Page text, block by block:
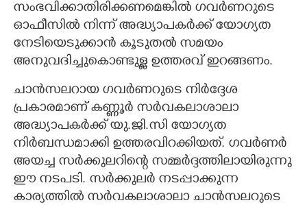
സംഭവിക്കാതിരിക്കണമെങ്കിൽ ഗവർണറുടെ
ഓഫീസിൽ നിന്ന് അദ്ധ്യാപകർക്ക് യോഗ്യത
നേടിയെടുക്കാൻ കൂടുതൽ സമയം
അനുവദിച്ചുകൊണ്ടുള്ള ഉത്തരവ് ഇറങ്ങണം.
ചാൻസലറായ ഗവർണറുടെ നിർദ്ദേശ
പ്രകാരമാണ് കണ്ണൂർ സർവകലാശാലാ
അദ്ധ്യാപകർക്ക് യു.ജി.സി യോഗ്യത
നിർബന്ധമാക്കി ഉത്തരവിറക്കിയത്. ഗവർണർ
അയച്ച സർക്കുലറിന്റെ സമ്മർദ്ദത്തിലായിരുന്നു
ഈ നടപടി. സർക്കുലർ നടപ്പാക്കുന്ന
കാര്യത്തിൽ സർവകലാശാലാ ചാൻസലറുടെ